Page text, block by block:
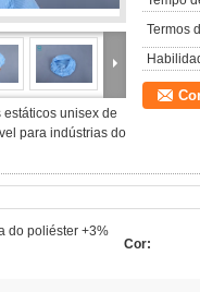
estáticos unisex de
para indústrias do
Termos
do poliéster +3%
Cor: